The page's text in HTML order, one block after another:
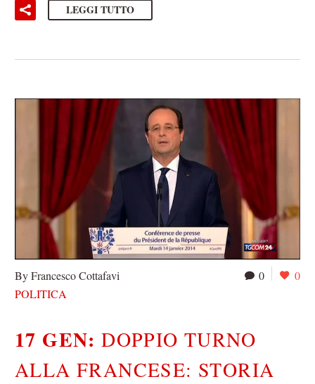
LEGGI TUTTO
0 0
By Francesco Cottafavi
POLITICA
17 GEN:DOPPIO TURNO
ALLA FRANCESE: STORIA